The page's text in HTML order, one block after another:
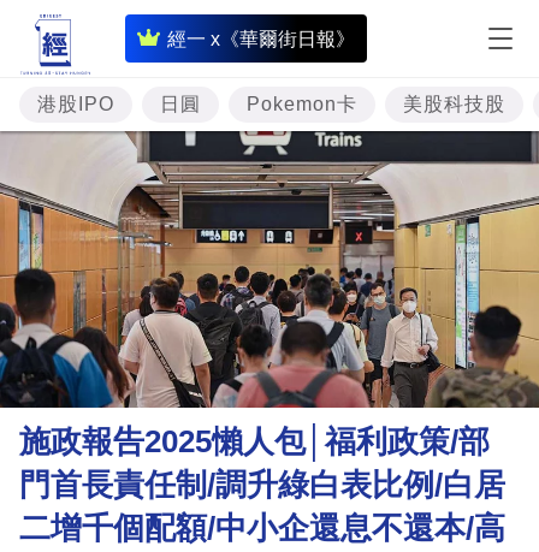
經一 x《華爾街日報》
即
時
財
經
專
題
投
資
樓
市
理
財
商
業
港股IPO 日圓 Pokemon卡 美股科技股
施政報告2025懶人包│福利政策/部
門首長責任制/調升綠白表比例/白居
二增千個配額/中小企還息不還本/高